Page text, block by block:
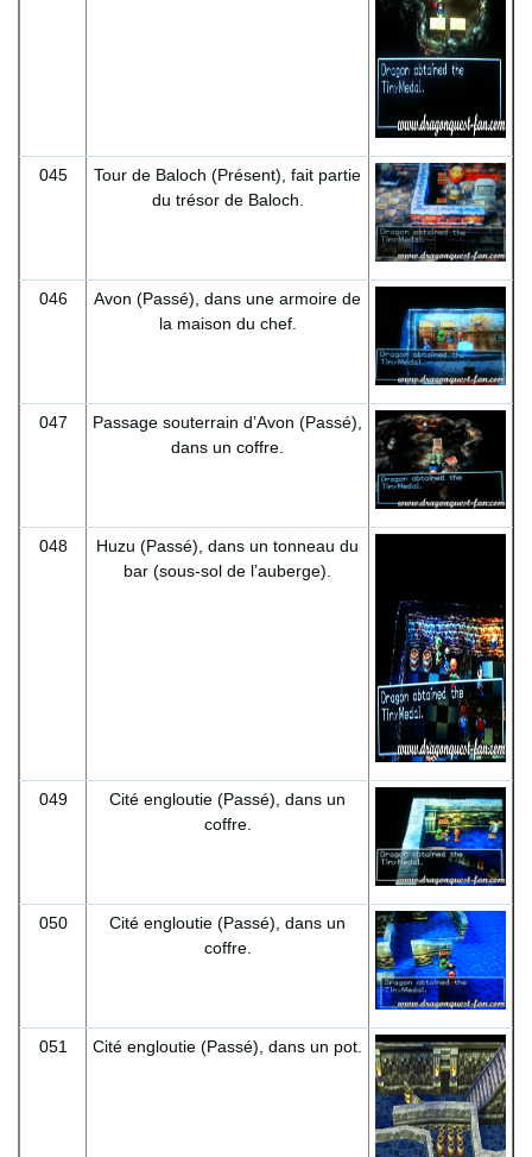
045
Tour de Baloch (Présent), fait partie
du trésor de Baloch.
046
Avon (Passé), dans une armoire de
la maison du chef.
047
Passage souterrain d’Avon (Passé),
dans un coffre.
048
Huzu (Passé), dans un tonneau du
bar (sous-sol de l’auberge).
049
Cité engloutie (Passé), dans un
coffre.
050
Cité engloutie (Passé), dans un
coffre.
051 Cité engloutie (Passé), dans un pot.